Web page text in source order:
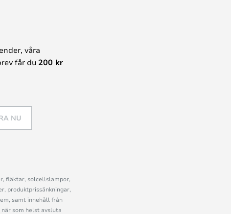
våra
får du 200 kr
NU
fläktar, solcellslampor,
produktprissänkningar,
samt innehåll från
som helst avsluta